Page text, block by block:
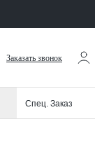
Заказать звонок
Спец. Заказ